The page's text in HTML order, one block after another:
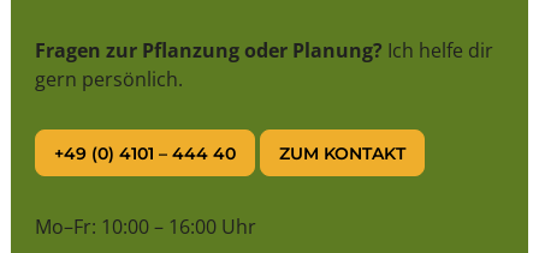
Fragen zur Pflanzung oder Planung? Ich helfe dir
gern persönlich.
+49 (0) 4101 – 444 40 ZUM KONTAKT
Mo–Fr: 10:00 – 16:00 Uhr